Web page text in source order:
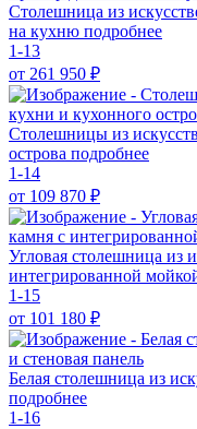
Столешница из
на кухню подробнее
1-13
от 261 950 ₽
Столешницы из
острова подробнее
1-14
от 109 870 ₽
Угловая столешница из
интегрированной
1-15
от 101 180 ₽
Белая столешница из
подробнее
1-16